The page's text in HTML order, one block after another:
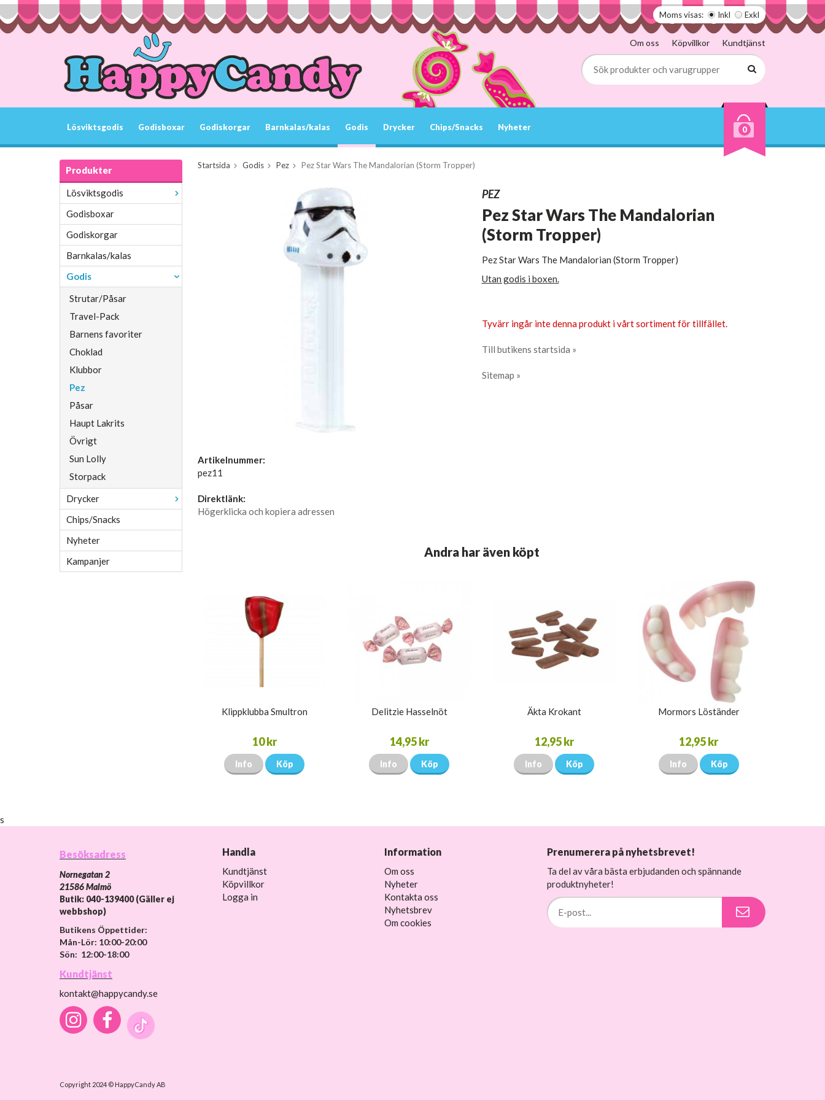
Moms visas: Inkl Exkl
Om oss Köpvillkor Kundtjänst
Lösviktsgodis Godisboxar Godiskorgar Barnkalas/kalas Godis Drycker Chips/Snacks Nyheter 0
Produkter
Lösviktsgodis
Godisboxar
Godiskorgar
Barnkalas/kalas
Godis
Strutar/Påsar
Travel-Pack
Barnens favoriter
Choklad
Klubbor
Pez
Påsar
Haupt Lakrits
Övrigt
Sun Lolly
Storpack
Drycker
Chips/Snacks
Nyheter
Kampanjer
Startsida Godis Pez Pez Star Wars The Mandalorian (Storm Tropper)
PEZ
Pez Star Wars The Mandalorian
(Storm Tropper)
Pez Star Wars The Mandalorian (Storm Tropper)
Utan godis i boxen.
Tyvärr ingår inte denna produkt i vårt sortiment för tillfället.
Till butikens startsida »
Sitemap »
Artikelnummer:
pez11
Direktlänk:
Högerklicka och kopiera adressen
Andra har även köpt
Klippklubba Smultron
10 kr
Info Köp
Delitzie Hasselnöt
14,95 kr
Info Köp
Äkta Krokant
12,95 kr
Info Köp
Mormors Löständer
12,95 kr
Info Köp
s
Besöksadress
Nornegatan 2
21586 Malmö
Butik: 040-139400 (Gäller ej
webbshop)
Butikens Öppettider:
Mån-Lör: 10:00-20:00
Sön: 12:00-18:00
Kundtjänst
kontakt@happycandy.se
Copyright 2024 © HappyCandy AB
Handla
Kundtjänst
Köpvillkor
Logga in
Information
Om oss
Nyheter
Kontakta oss
Nyhetsbrev
Om cookies
Prenumerera på nyhetsbrevet!
Ta del av våra bästa erbjudanden och spännande
produktnyheter!